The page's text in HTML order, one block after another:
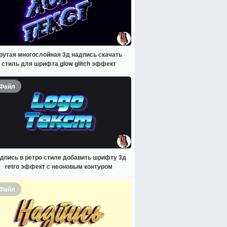
многослойная 3д надпись скачать
стиль для шрифта glow glitch эффект
в ретро стиле добавить шрифту 3д
retro эффект с неоновым контуром